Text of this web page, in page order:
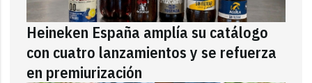
Heineken España amplía su catálogo
con cuatro lanzamientos y se refuerza
en premiurización